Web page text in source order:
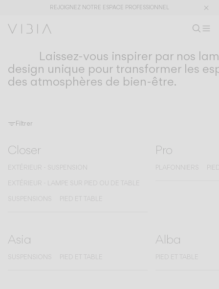
REJOIGNEZ NOTRE ESPACE PROFESSIONNEL
Collections
PRODUITS APPLICATIONS
DÉCOUVRIR
Shaping Atmospheres –
Catalogue Général
CONCEPTS DE DESIGN
Composing Pendants
Atmosphères Conscientes
FR
COLLECTIONSLaissez-vous inspirer par nos
design unique pour transformer les
des atmosphères de bien-être.
Filtrer
Closer
EXTÉRIEUR - SUSPENSION
EXTÉRIEUR - LAMPE SUR PIED OU DE TABLE
SUSPENSIONS
PIED ET TABLE
Pro
PLAFONNIERS
Asia
SUSPENSIONS PIED ET TABLE
Alba
PIED ET TABLE